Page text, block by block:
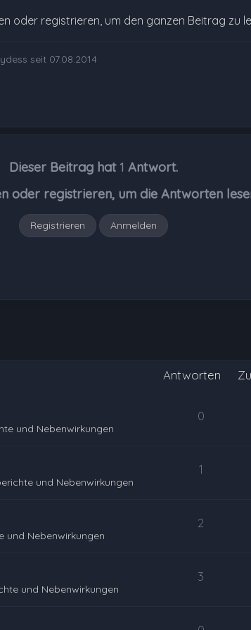
oder registrieren, um den ganzen Beitrag zu
seit 07.08.2014
Dieser Beitrag hat 1 Antwort.
oder registrieren, um die Antworten
Registrieren Anmelden
Antworten
und Nebenwirkungen
0
und Nebenwirkungen
1
und Nebenwirkungen
2
und Nebenwirkungen
3